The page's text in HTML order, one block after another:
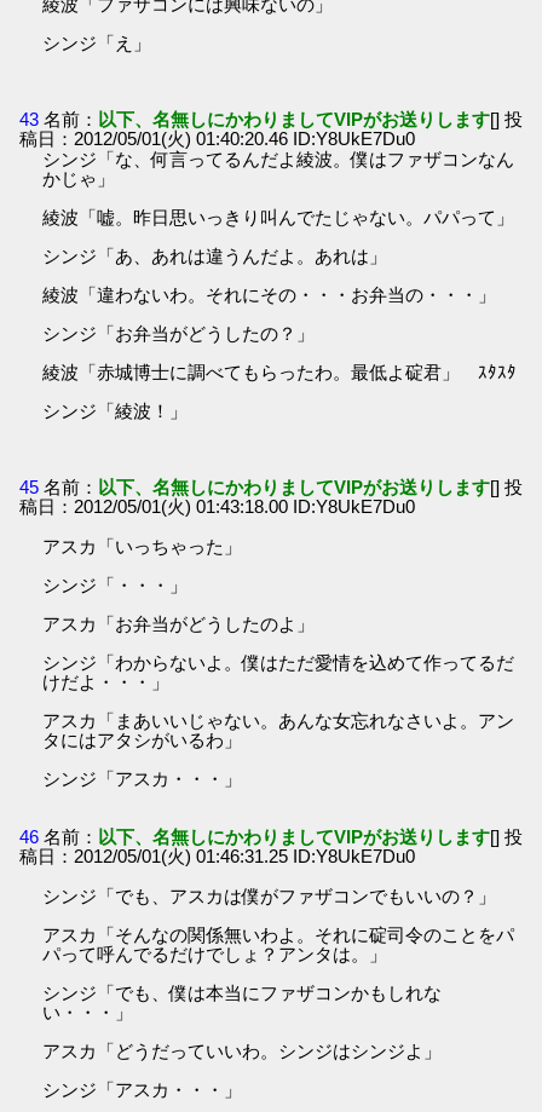
シンジ「え」
43 名前： 以下、名無しにかわりましてVIPがお送りします[] 投
稿日：2012/05/01(火) 01:40:20.46 ID:Y8UkE7Du0
シンジ「な、何言ってるんだよ綾波。僕はファザコンなん
かじゃ」
綾波「嘘。昨日思いっきり叫んでたじゃない。パパって」
シンジ「あ、あれは違うんだよ。あれは」
綾波「違わないわ。それにその・・・お弁当の・・・」
シンジ「お弁当がどうしたの？」
綾波「赤城博士に調べてもらったわ。最低よ碇君」 ｽﾀｽﾀ
シンジ「綾波！」
45 名前： 以下、名無しにかわりましてVIPがお送りします[] 投
稿日：2012/05/01(火) 01:43:18.00 ID:Y8UkE7Du0
アスカ「いっちゃった」
シンジ「・・・」
アスカ「お弁当がどうしたのよ」
シンジ「わからないよ。僕はただ愛情を込めて作ってるだ
けだよ・・・」
アスカ「まあいいじゃない。あんな女忘れなさいよ。アン
タにはアタシがいるわ」
シンジ「アスカ・・・」
46 名前： 以下、名無しにかわりましてVIPがお送りします[] 投
稿日：2012/05/01(火) 01:46:31.25 ID:Y8UkE7Du0
シンジ「でも、アスカは僕がファザコンでもいいの？」
アスカ「そんなの関係無いわよ。それに碇司令のことをパ
パって呼んでるだけでしょ？アンタは。」
シンジ「でも、僕は本当にファザコンかもしれな
い・・・」
アスカ「どうだっていいわ。シンジはシンジよ」
シンジ「アスカ・・・」